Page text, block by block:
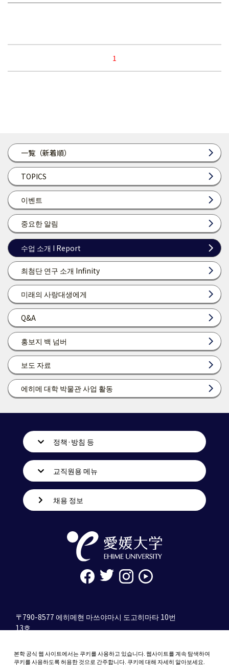
一覧（新着順）
TOPICS
이벤트
중요한 알림
수업 소개 I Report
최첨단 연구 소개 Infinity
미래의 사랑대생에게
Q&A
홍보지 백 넘버
보도 자료
에히메 대학 박물관 사업 활동
1
본학 공식 웹 사이트에서는 쿠키를 사용하고 있습니다. 웹사이트를 계속 탐색하여
쿠키를 사용하도록 허용한 것으로 간주합니다. 쿠키에 대해 자세히 알아보세요.
정책·방침 등
교직원용 메뉴
채용 정보
〒790-8577 에히메현 마쓰야마시 도고히마타 10번
13호
10-13 Dogo-Himata, Matsuyama, Ehime 790-